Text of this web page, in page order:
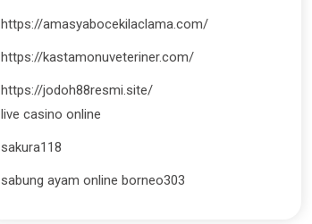
https://amasyabocekilaclama.com/
https://kastamonuveteriner.com/
https://jodoh88resmi.site/
live casino online
sakura118
sabung ayam online borneo303